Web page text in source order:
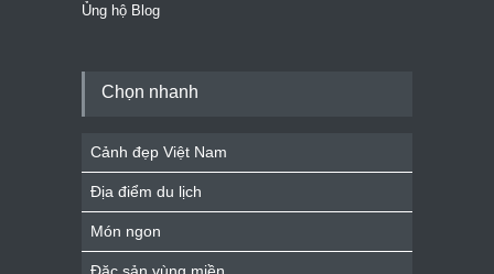
Ủng hộ Blog
Chọn nhanh
Cảnh đẹp Việt Nam
Địa điểm du lịch
Món ngon
Đặc sản vùng miền